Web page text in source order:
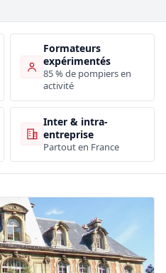
Formateurs
expérimentés
85 % de pompiers en
activité
Inter & intra-
entreprise
Partout en France